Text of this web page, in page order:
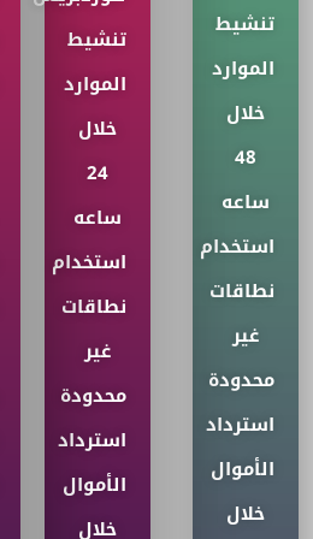
تنشيط
الموارد
خلال
48
ساعه
استخدام
نطاقات
غير
محدودة
استرداد
الأموال
خلال
تنشيط
الموارد
خلال
24
ساعه
استخدام
نطاقات
غير
محدودة
استرداد
الأموال
خلال